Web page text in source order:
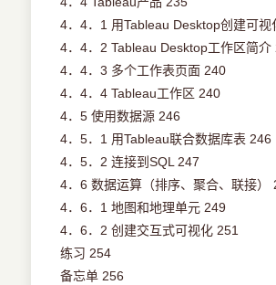
4．4．1 用Tableau Desktop创建可视
4．4．2 Tableau Desktop工作区简介
4．4．3 多个工作表页面 240
4．4．4 Tableau工作区 240
4．5 使用数据源 246
4．5．1 用Tableau联合数据库表 246
4．5．2 连接到SQL 247
4．6 数据运算（排序、聚合、联接）
4．6．1 地图和地理单元 249
4．6．2 创建交互式可视化 251
练习 254
备忘单 256